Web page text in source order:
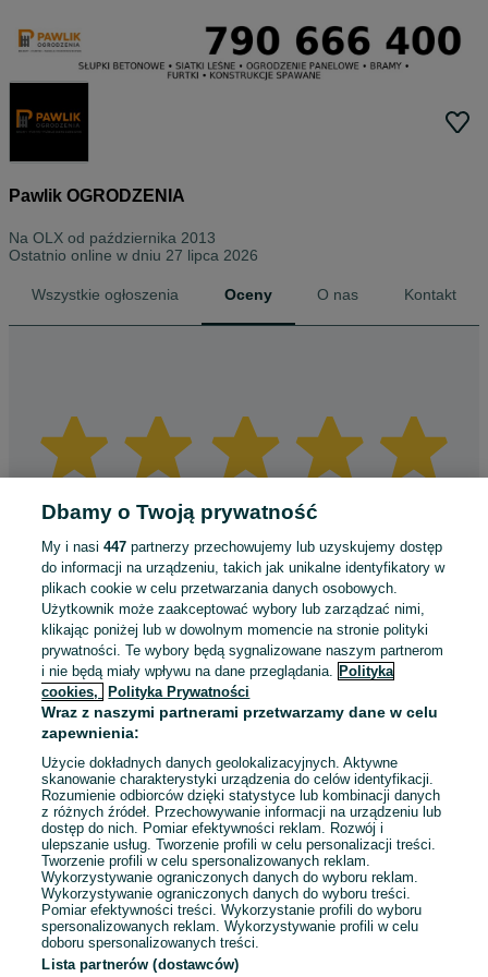
Pawlik OGRODZENIA
Na OLX od października 2013
Ostatnio online w dniu 27 lipca 2026
Wszystkie ogłoszenia Oceny O nas Kontakt
Sprzedający nie otrzymał jeszcze żadnych ocen
Kup jeden z przedmiotów sprzedającego z Przesyłką OLX,
aby być jedną z pierwszych osób, która wystawi mu ocenę.
Jak działają oceny?
Dbamy o Twoją prywatność
My i nasi447 partnerzy przechowujemy lub uzyskujemy dostęp
do informacji na urządzeniu, takich jak unikalne identyfikatory w
plikach cookie w celu przetwarzania danych osobowych.
Użytkownik może zaakceptować wybory lub zarządzać nimi,
klikając poniżej lub w dowolnym momencie na stronie polityki
prywatności. Te wybory będą sygnalizowane naszym partnerom
i nie będą miały wpływu na dane przeglądania. Polityka
cookies,
Polityka Prywatności
Wraz z naszymi partnerami przetwarzamy dane w celu
zapewnienia:
Użycie dokładnych danych geolokalizacyjnych. Aktywne
skanowanie charakterystyki urządzenia do celów identyfikacji.
Rozumienie odbiorców dzięki statystyce lub kombinacji danych
z różnych źródeł. Przechowywanie informacji na urządzeniu lub
dostęp do nich. Pomiar efektywności reklam. Rozwój i
ulepszanie usług. Tworzenie profili w celu personalizacji treści.
Tworzenie profili w celu spersonalizowanych reklam.
Wykorzystywanie ograniczonych danych do wyboru reklam.
Wykorzystywanie ograniczonych danych do wyboru treści.
Pomiar efektywności treści. Wykorzystanie profili do wyboru
spersonalizowanych reklam. Wykorzystywanie profili w celu
doboru spersonalizowanych treści.
Lista partnerów (dostawców)